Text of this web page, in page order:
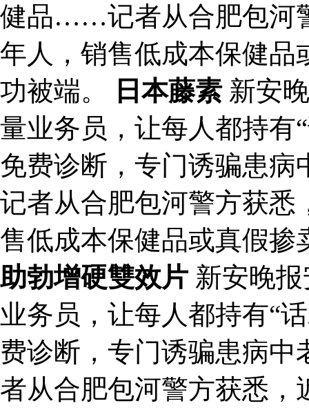
健品……记者从合肥包河
年人，销售低成本保健品
功被端。
日本藤素新安
量业务员，让每人都持有
免费诊断，专门诱骗患
记者从合肥包河警方获悉
售低成本保健品或真假掺
助勃增硬雙效片 新安晚
业务员，让每人都持有“
费诊断，专门诱骗患病
者从合肥包河警方获悉，